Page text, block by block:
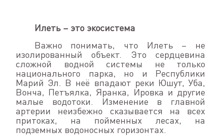
Илеть – это экосистема
Важно понимать, что Илеть – не
изолированный объект. Это сердцевина
сложной водной системы не только
национального парка, но и Республики
Марий Эл. В неё впадают реки Юшут, Уба,
Вонча, Петъялка, Яранка, Ировка и другие
малые водотоки. Изменение в главной
артерии неизбежно сказывается на всех
притоках, на пойменных лесах, на
подземных водоносных горизонтах.